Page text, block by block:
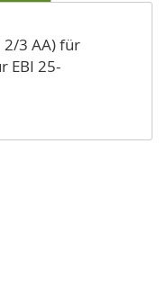
2/3 AA) für
EBI 25-